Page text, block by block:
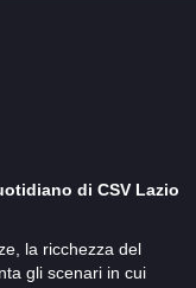
di CSV Lazio
la ricchezza del
gli scenari in cui